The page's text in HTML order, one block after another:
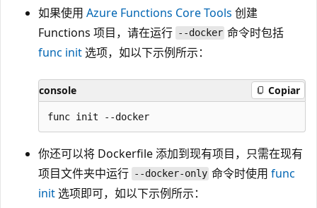
如果使用 Azure Functions Core Tools 创建
Functions 项目，请在运行 --docker 命令时包括
func init选项，如以下示例所示：
console Copiar
你还可以将 Dockerfile 添加到现有项目，只需在现有
项目文件夹中运行 --docker-only 命令时使用func
init选项即可，如以下示例所示：